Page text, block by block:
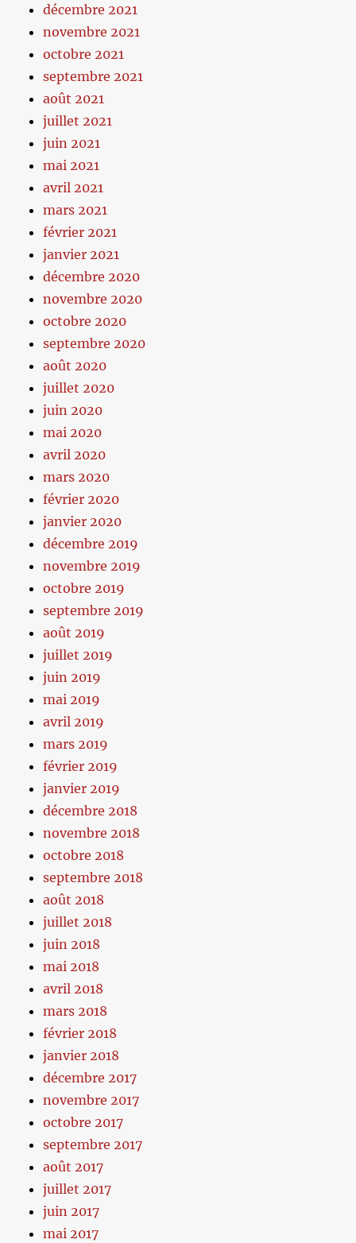
décembre 2021
novembre 2021
octobre 2021
septembre 2021
août 2021
juillet 2021
juin 2021
mai 2021
avril 2021
mars 2021
février 2021
janvier 2021
décembre 2020
novembre 2020
octobre 2020
septembre 2020
août 2020
juillet 2020
juin 2020
mai 2020
avril 2020
mars 2020
février 2020
janvier 2020
décembre 2019
novembre 2019
octobre 2019
septembre 2019
août 2019
juillet 2019
juin 2019
mai 2019
avril 2019
mars 2019
février 2019
janvier 2019
décembre 2018
novembre 2018
octobre 2018
septembre 2018
août 2018
juillet 2018
juin 2018
mai 2018
avril 2018
mars 2018
février 2018
janvier 2018
décembre 2017
novembre 2017
octobre 2017
septembre 2017
août 2017
juillet 2017
juin 2017
mai 2017